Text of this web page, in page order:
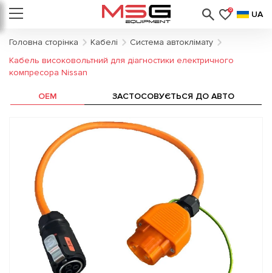
0 UA
Головна сторінка Кабелі
Система автоклімату
Кабель високовольтний для діагностики електричного
компресора Nissan
OEM ЗАСТОСОВУЄТЬСЯ ДО АВТО